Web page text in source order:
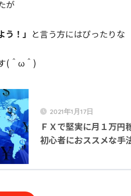
が
！」 と言う方にはぴったりな
(＾ω＾)
2021年1月17日
ＦＸで堅実に月１万円
初心者におススメな手